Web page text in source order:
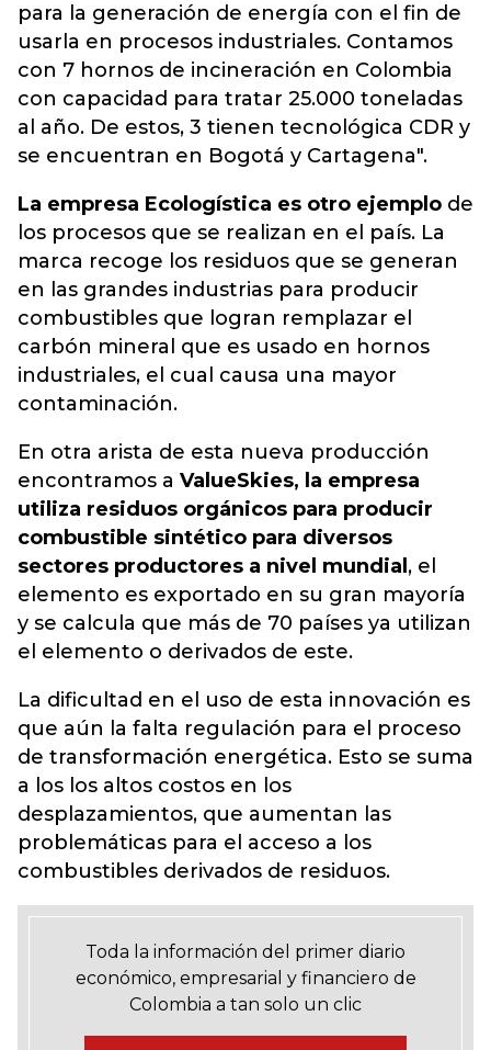
para la generación de energía con el fin de
usarla en procesos industriales. Contamos
con 7 hornos de incineración en Colombia
con capacidad para tratar 25.000 toneladas
al año. De estos, 3 tienen tecnológica CDR y
se encuentran en Bogotá y Cartagena".
La empresa Ecologística es otro ejemplo de
los procesos que se realizan en el país. La
marca recoge los residuos que se generan
en las grandes industrias para producir
combustibles que logran remplazar el
carbón mineral que es usado en hornos
industriales, el cual causa una mayor
contaminación.
En otra arista de esta nueva producción
encontramos a ValueSkies, la empresa
utiliza residuos orgánicos para producir
combustible sintético para diversos
sectores productores a nivel mundial , el
elemento es exportado en su gran mayoría
y se calcula que más de 70 países ya utilizan
el elemento o derivados de este.
La dificultad en el uso de esta innovación es
que aún la falta regulación para el proceso
de transformación energética. Esto se suma
a los los altos costos en los
desplazamientos, que aumentan las
problemáticas para el acceso a los
combustibles derivados de residuos.
Toda la información del primer diario
económico, empresarial y financiero de
Colombia a tan solo un clic